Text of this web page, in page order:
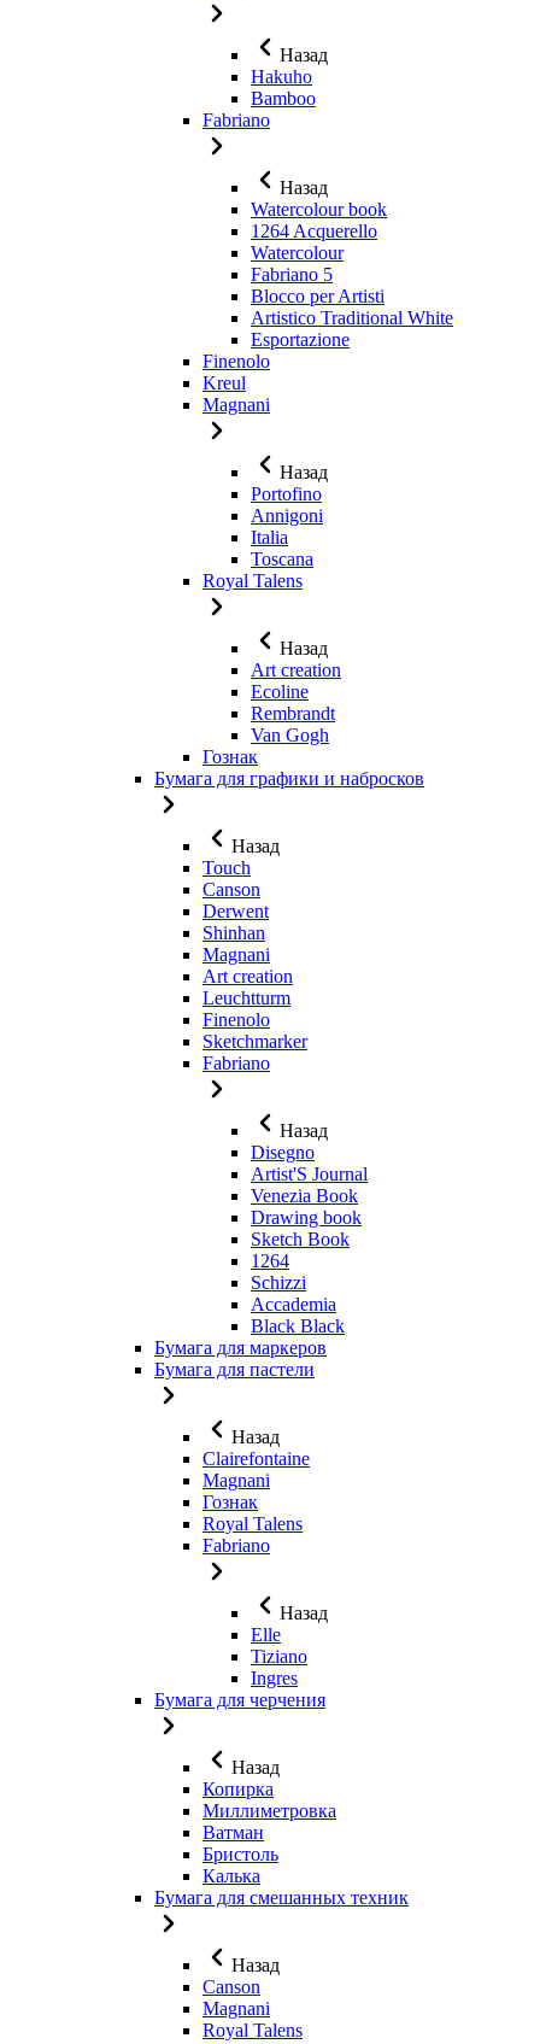
Назад
Hakuho
Bamboo
Fabriano
Назад
Watercolour book
1264 Acquerello
Watercolour
Fabriano 5
Blocco per Artisti
Artistico Traditional White
Esportazione
Finenolo
Kreul
Magnani
Назад
Portofino
Annigoni
Italia
Toscana
Royal Talens
Назад
Art creation
Ecoline
Rembrandt
Van Gogh
Гознак
Бумага для графики и набросков
Назад
Touch
Canson
Derwent
Shinhan
Magnani
Art creation
Leuchtturm
Finenolo
Sketchmarker
Fabriano
Назад
Disegno
Artist'S Journal
Venezia Book
Drawing book
Sketch Book
1264
Schizzi
Accademia
Black Black
Бумага для маркеров
Бумага для пастели
Назад
Clairefontaine
Magnani
Гознак
Royal Talens
Fabriano
Назад
Elle
Tiziano
Ingres
Бумага для черчения
Назад
Копирка
Миллиметровка
Ватман
Бристоль
Калька
Бумага для смешанных техник
Назад
Canson
Magnani
Royal Talens